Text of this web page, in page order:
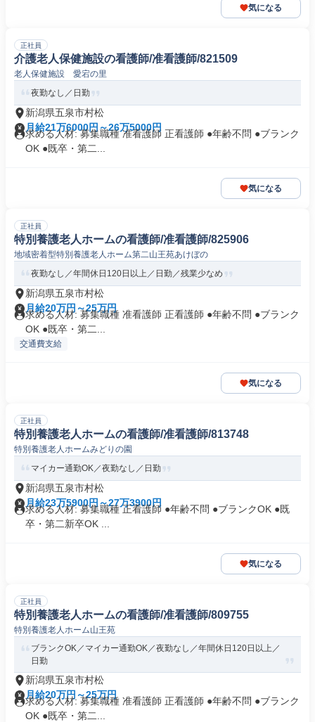
気になる
正社員
介護老人保健施設の看護師/准看護師/821509
老人保健施設 愛宕の里
夜勤なし／日勤
新潟県五泉市村松
月給21万6000円～26万5000円
求める人材: 募集職種 准看護師 正看護師 ●年齢不問 ●ブランク
OK ●既卒・第二...
気になる
正社員
特別養護老人ホームの看護師/准看護師/825906
地域密着型特別養護老人ホーム第二山王苑あけぼの
夜勤なし／年間休日120日以上／日勤／残業少なめ
新潟県五泉市村松
月給20万円～25万円
求める人材: 募集職種 准看護師 正看護師 ●年齢不問 ●ブランク
OK ●既卒・第二...
交通費支給
気になる
正社員
特別養護老人ホームの看護師/准看護師/813748
特別養護老人ホームみどりの園
マイカー通勤OK／夜勤なし／日勤
新潟県五泉市村松
月給23万5900円～27万3900円
求める人材: 募集職種 正看護師 ●年齢不問 ●ブランクOK ●既
卒・第二新卒OK ...
気になる
正社員
特別養護老人ホームの看護師/准看護師/809755
特別養護老人ホーム山王苑
ブランクOK／マイカー通勤OK／夜勤なし／年間休日120日以上／
日勤
新潟県五泉市村松
月給20万円～25万円
求める人材: 募集職種 准看護師 正看護師 ●年齢不問 ●ブランク
OK ●既卒・第二...